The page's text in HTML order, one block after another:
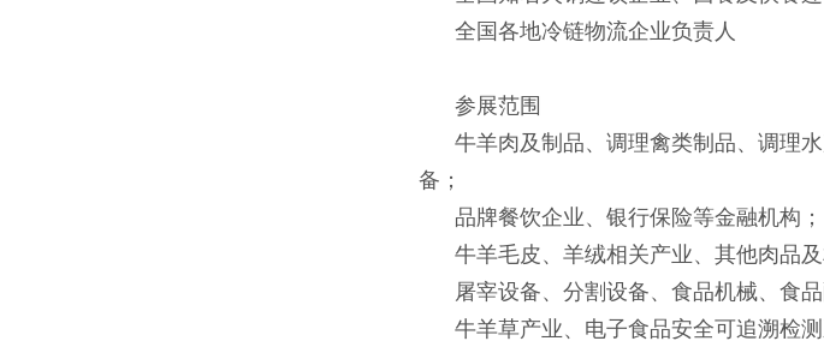
全国各地冷链物流企业负责人
参展范围
牛羊肉及制品、调理禽类制品、调理水
备；
品牌餐饮企业、银行保险等金融机构；
牛羊毛皮、羊绒相关产业、其他肉品及
屠宰设备、分割设备、食品机械、食品
牛羊草产业、电子食品安全可追溯检测